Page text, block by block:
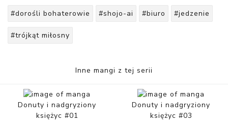
#dorośli bohaterowie #shojo-ai #biuro #jedzenie
#trójkąt miłosny
Inne mangi z tej serii
Donuty i nadgryziony
księżyc #01
Donuty i nadgryziony
księżyc #03